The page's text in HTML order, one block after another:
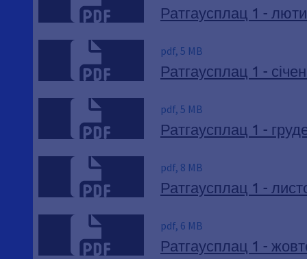
Ратгаусплац 1 -
pdf, 5 MB
Ратгаусплац 1 -
pdf, 5 MB
Ратгаусплац 1 -
pdf, 8 MB
Ратгаусплац 1 -
pdf, 6 MB
Ратгаусплац 1 -